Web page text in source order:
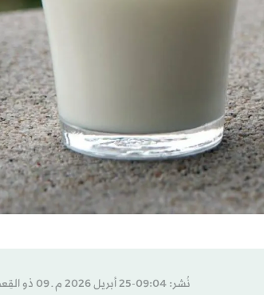
نُشر: 09:04-25 أبريل 2026 م ـ 09 ذو القِعدة 1447 هـ